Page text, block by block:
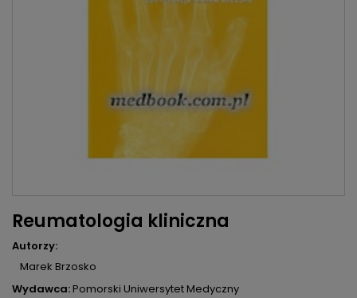
Reumatologia kliniczna
Autorzy:
Marek Brzosko
Wydawca:Pomorski Uniwersytet Medyczny